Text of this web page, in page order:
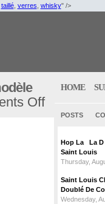
taillé, verres whisky" />
Off
HOME
POSTS
Hop La La D
Saint Louis
Thursday,
Saint Louis
Doublé De
Wednesday,